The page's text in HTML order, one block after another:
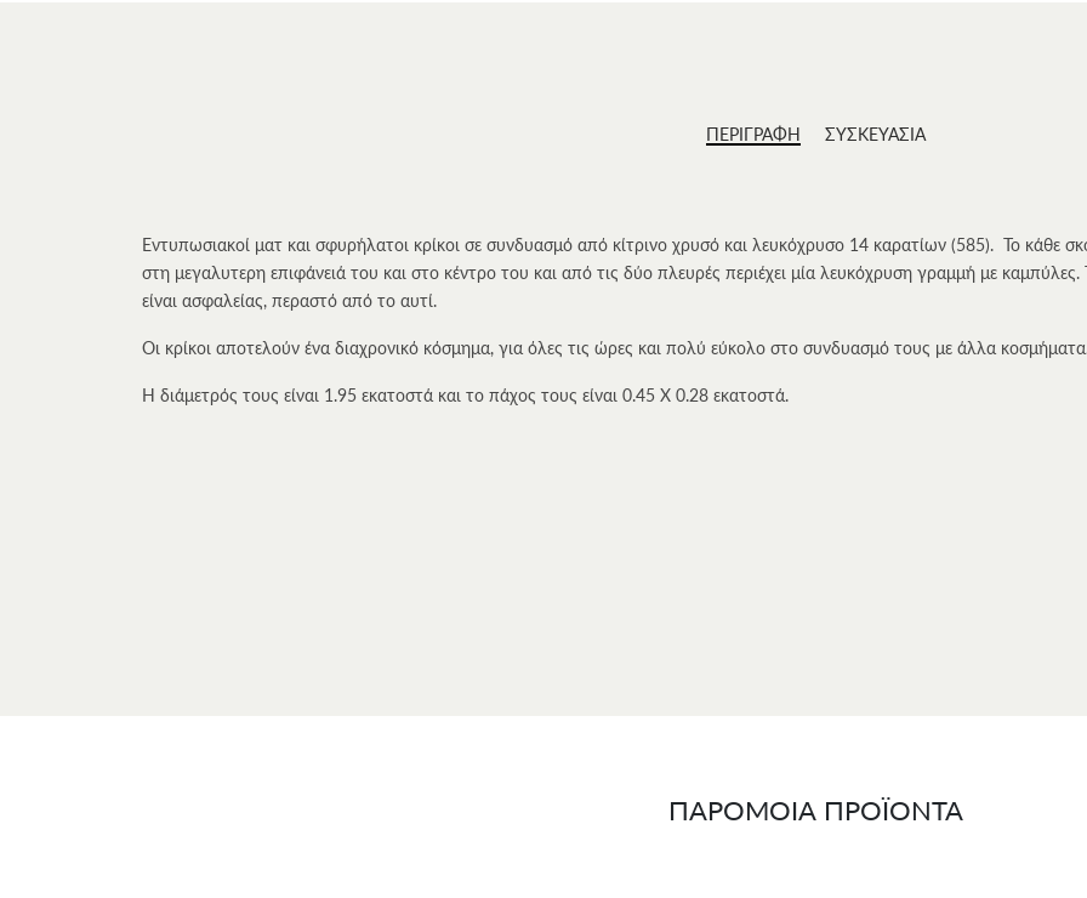
ΠΕΡΙΓΡΑΦΗ ΣΥΣΚΕΥΑΣΙΑ
Εντυπωσιακοί ματ και σφυρήλατοι κρίκοι σε συνδυασμό από κίτρινο χρυσό και λευκόχρυσο 14 καρατίων (585). Το κάθε
στη μεγαλυτερη επιφάνειά του και στο κέντρο του και από τις δύο πλευρές περιέχει μία λευκόχρυση γραμμή με
είναι ασφαλείας, περαστό από το αυτί.
Οι κρίκοι αποτελούν ένα διαχρονικό κόσμημα, για όλες τις ώρες και πολύ εύκολο στο συνδυασμό τους με άλλα
Η διάμετρός τους είναι 1.95 εκατοστά και το πάχος τους είναι 0.45 Χ 0.28 εκατοστά.
ΠΑΡΟΜΟΙΑ ΠΡΟΪΟΝΤΑ